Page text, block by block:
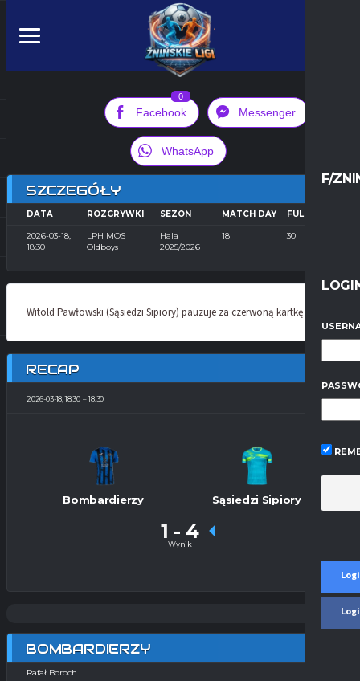
F/
Facebook
0
Messenger
WhatsApp
SZCZEGÓŁY
DATA ROZGRYWKI SEZON MATCH DAY FULL TIME
2026-03-18,
18:30
LPH MOS
Oldboys
Hala
2025/2026
18 30'
Witold Pawłowski (Sąsiedzi Sipiory) pauzuje za czerwoną kartkę
RECAP
2026-03-18, 18:30 18:30
Bombardierzy Sąsiedzi Sipiory
1 - 4
Wynik
BOMBARDIERZY
Rafał Boroch